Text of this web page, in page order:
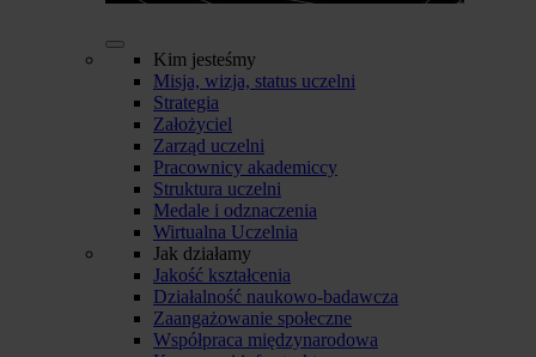
Kim jesteśmy
Misja, wizja, status uczelni
Strategia
Założyciel
Zarząd uczelni
Pracownicy akademiccy
Struktura uczelni
Medale i odznaczenia
Wirtualna Uczelnia
Jak działamy
Jakość kształcenia
Działalność naukowo-badawcza
Zaangażowanie społeczne
Współpraca międzynarodowa